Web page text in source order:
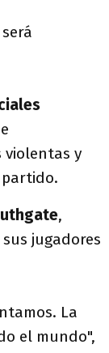
violentas y
,
jugadores
La
el mundo",